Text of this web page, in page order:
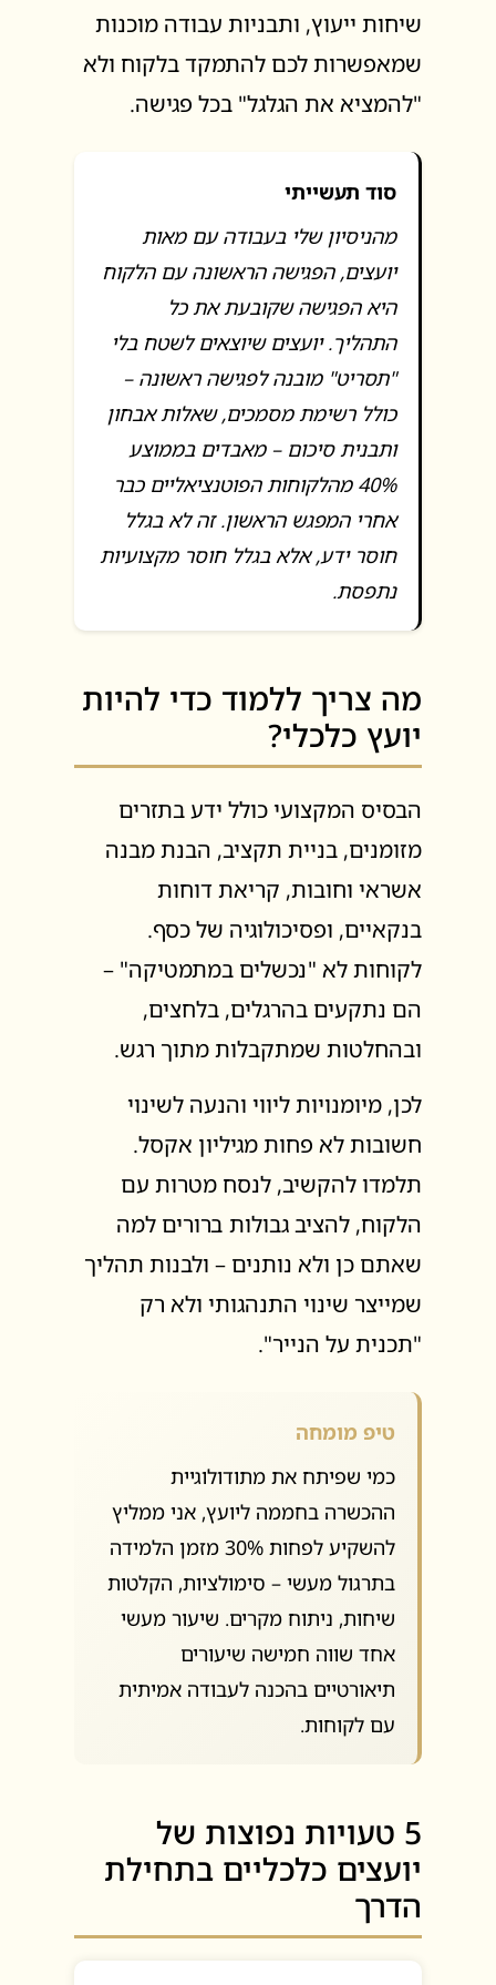
שיחות ייעוץ, ותבניות עבודה מוכנות
שמאפשרות לכם להתמקד בלקוח ולא
"להמציא את הגלגל" בכל פגישה.
סוד תעשייתי
מהניסיון שלי בעבודה עם מאות
יועצים, הפגישה הראשונה עם הלקוח
היא הפגישה שקובעת את כל
התהליך. יועצים שיוצאים לשטח בלי
"תסריט" מובנה לפגישה ראשונה –
כולל רשימת מסמכים, שאלות אבחון
ותבנית סיכום – מאבדים בממוצע
40% מהלקוחות הפוטנציאליים כבר
אחרי המפגש הראשון. זה לא בגלל
חוסר ידע, אלא בגלל חוסר מקצועיות
נתפסת.
מה צריך ללמוד כדי להיות
יועץ כלכלי?
הבסיס המקצועי כולל ידע בתזרים
מזומנים, בניית תקציב, הבנת מבנה
אשראי וחובות, קריאת דוחות
בנקאיים, ופסיכולוגיה של כסף.
לקוחות לא "נכשלים במתמטיקה" –
הם נתקעים בהרגלים, בלחצים,
ובהחלטות שמתקבלות מתוך רגש.
לכן, מיומנויות ליווי והנעה לשינוי
חשובות לא פחות מגיליון אקסל.
תלמדו להקשיב, לנסח מטרות עם
הלקוח, להציב גבולות ברורים למה
שאתם כן ולא נותנים – ולבנות תהליך
שמייצר שינוי התנהגותי ולא רק
"תכנית על הנייר".
טיפ מומחה
כמי שפיתח את מתודולוגיית
ההכשרה בחממה ליועץ, אני ממליץ
להשקיע לפחות 30% מזמן הלמידה
בתרגול מעשי – סימולציות, הקלטות
שיחות, ניתוח מקרים. שיעור מעשי
אחד שווה חמישה שיעורים
תיאורטיים בהכנה לעבודה אמיתית
עם לקוחות.
5 טעויות נפוצות של
יועצים כלכליים בתחילת
הדרך